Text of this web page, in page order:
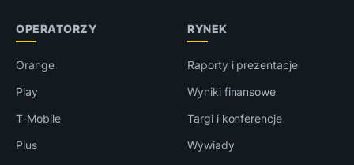
OPERATORZY
Orange
Play
T-Mobile
Plus
RYNEK
Raporty i prezentacje
Wyniki finansowe
Targi i konferencje
Wywiady